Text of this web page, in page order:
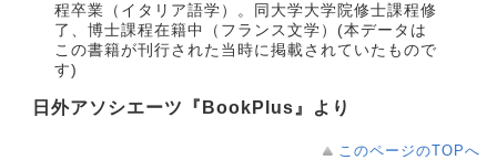
程卒業（イタリア語学）。同大学大学院修士課程修
了、博士課程在籍中（フランス文学）(本データは
この書籍が刊行された当時に掲載されていたもので
す)
日外アソシエーツ『BookPlus』より
このページのTOPへ